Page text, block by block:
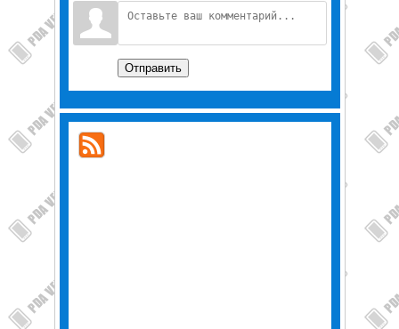
Отправить